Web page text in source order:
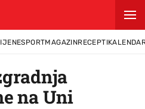
SPORTMAGAZINRECEPTI
na Uni